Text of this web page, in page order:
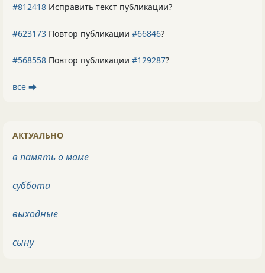
#812418 Исправить текст публикации?
#623173 Повтор публикации #66846?
#568558 Повтор публикации #129287?
все ⮕
АКТУАЛЬНО
в память о маме
суббота
выходные
сыну